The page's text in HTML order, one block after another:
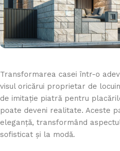
Transformarea casei într-o
visul oricărui proprietar de
de imitație piatră pentru
poate deveni realitate. Aceste
eleganță, transformând
sofisticat și la modă.